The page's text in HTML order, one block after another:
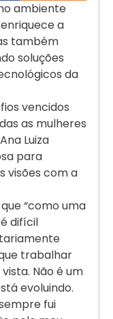
ambiente
a
também
soluções
da
vencidos
as mulheres
Luiza
para
visões com a
“como uma
difícil
trabalhar
Não é um
evoluindo.
fui